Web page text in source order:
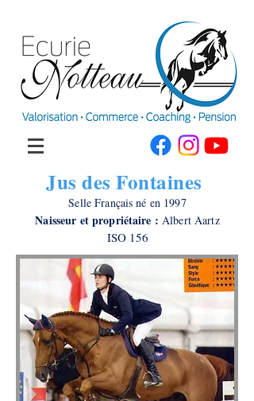
Jus des Fontaines
Selle Français né en 1997
Naisseur et propriétaire : Albert Aartz
ISO 156